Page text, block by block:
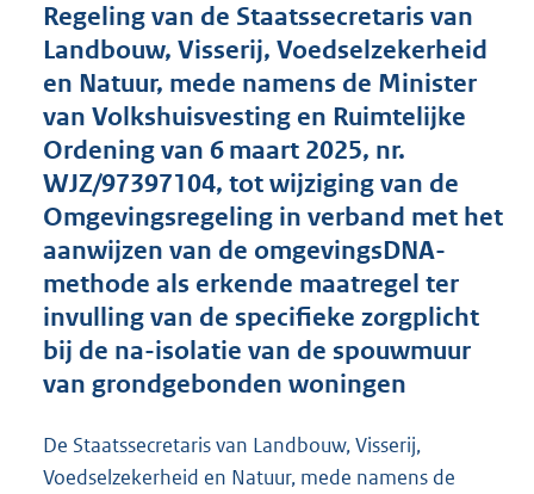
d
s
g
o
o
t
e
:
1
3
M
b
Regeling van de Staatssecretaris van
Landbouw, Visserij, Voedselzekerheid
en Natuur, mede namens de Minister
van Volkshuisvesting en Ruimtelijke
Ordening van 6 maart 2025, nr.
WJZ/97397104, tot wijziging van de
Omgevingsregeling in verband met het
aanwijzen van de omgevingsDNA-
methode als erkende maatregel ter
invulling van de specifieke zorgplicht
bij de na-isolatie van de spouwmuur
van grondgebonden woningen
De Staatssecretaris van Landbouw, Visserij,
Voedselzekerheid en Natuur, mede namens de